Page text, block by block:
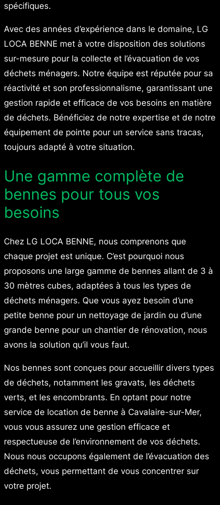
spécifiques.
Avec des années d’expérience dans le domaine, LG
LOCA BENNE met à votre disposition des solutions
sur-mesure pour la collecte et l’évacuation de vos
déchets ménagers. Notre équipe est réputée pour sa
réactivité et son professionnalisme, garantissant une
gestion rapide et efficace de vos besoins en matière
de déchets. Bénéficiez de notre expertise et de notre
équipement de pointe pour un service sans tracas,
toujours adapté à votre situation.
Une gamme complète de
bennes pour tous vos
besoins
Chez LG LOCA BENNE, nous comprenons que
chaque projet est unique. C’est pourquoi nous
proposons une large gamme de bennes allant de 3 à
30 mètres cubes, adaptées à tous les types de
déchets ménagers. Que vous ayez besoin d’une
petite benne pour un nettoyage de jardin ou d’une
grande benne pour un chantier de rénovation, nous
avons la solution qu’il vous faut.
Nos bennes sont conçues pour accueillir divers types
de déchets, notamment les gravats, les déchets
verts, et les encombrants. En optant pour notre
service de location de benne à Cavalaire-sur-Mer,
vous vous assurez une gestion efficace et
respectueuse de l’environnement de vos déchets.
Nous nous occupons également de l’évacuation des
déchets, vous permettant de vous concentrer sur
votre projet.